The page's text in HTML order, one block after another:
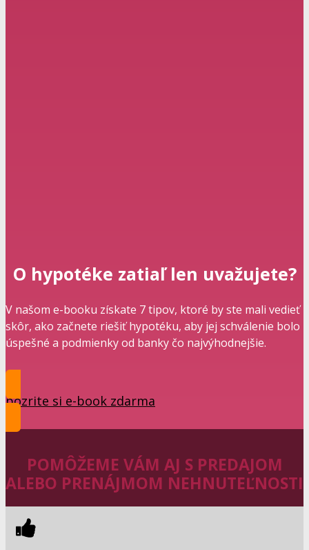
O hypotéke zatiaľ len uvažujete?
V našom e-booku získate 7 tipov, ktoré by ste mali vedieť
skôr, ako začnete riešiť hypotéku, aby jej schválenie bolo
úspešné a podmienky od banky čo najvýhodnejšie.
pozrite si e-book zdarma
POMÔŽEME VÁM AJ S PREDAJOM
ALEBO PRENÁJMOM NEHNUTEĽNOSTI